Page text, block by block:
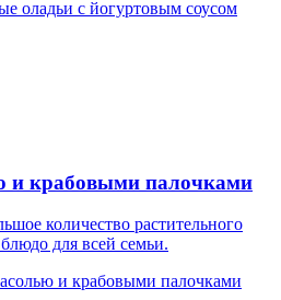
и крабовыми палочками
количество растительного
для всей семьи.